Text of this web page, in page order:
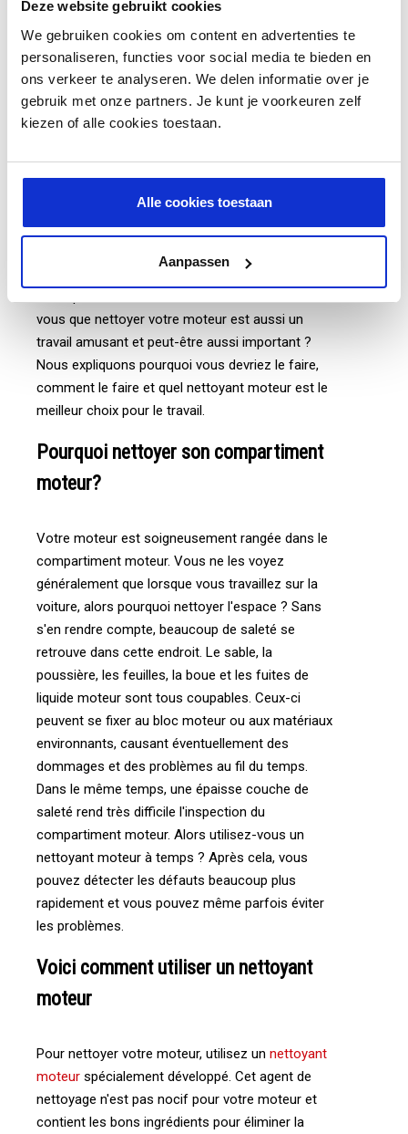
Deze website gebruikt cookies
We gebruiken cookies om content en advertenties te
personaliseren, functies voor social media te bieden en
ons verkeer te analyseren. We delen informatie over je
gebruik met onze partners. Je kunt je voorkeuren zelf
kiezen of alle cookies toestaan.
Alle cookies toestaan
Aanpassen
AJOUTER AU PANIER
Découvrez l'importance d'un bon
nettoyant moteur
vous pensez probablement à un intérieur frais et
vous que nettoyer votre moteur est aussi un
travail amusant et peut-être aussi important ?
Nous expliquons pourquoi vous devriez le faire,
comment le faire et quel nettoyant moteur est le
meilleur choix pour le travail.
Pourquoi nettoyer son compartiment
moteur?
Votre moteur est soigneusement rangée dans le
compartiment moteur. Vous ne les voyez
généralement que lorsque vous travaillez sur la
voiture, alors pourquoi nettoyer l'espace ? Sans
s'en rendre compte, beaucoup de saleté se
retrouve dans cette endroit. Le sable, la
poussière, les feuilles, la boue et les fuites de
liquide moteur sont tous coupables. Ceux-ci
peuvent se fixer au bloc moteur ou aux matériaux
environnants, causant éventuellement des
dommages et des problèmes au fil du temps.
Dans le même temps, une épaisse couche de
saleté rend très difficile l'inspection du
compartiment moteur. Alors utilisez-vous un
nettoyant moteur à temps ? Après cela, vous
pouvez détecter les défauts beaucoup plus
rapidement et vous pouvez même parfois éviter
les problèmes.
Voici comment utiliser un nettoyant
moteur
Pour nettoyer votre moteur, utilisez un nettoyant
moteur spécialement développé. Cet agent de
nettoyage n'est pas nocif pour votre moteur et
contient les bons ingrédients pour éliminer la